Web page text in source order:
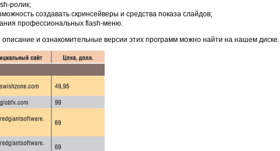
ролик;
создавать скринсейверы и средства показа слайдов;
профессиональных flash-меню.
и ознакомительные версии этих программ можно найти на нашем диске.